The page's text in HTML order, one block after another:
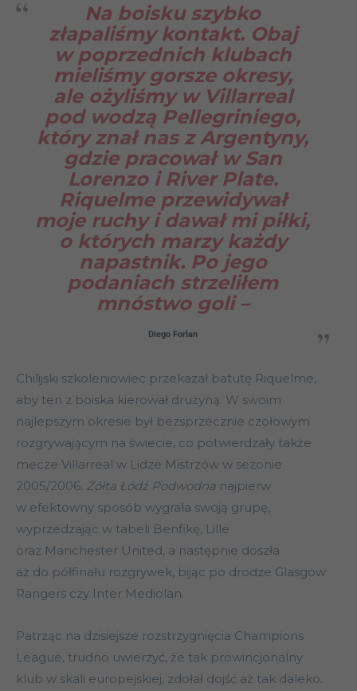
Na boisku szybko
złapaliśmy kontakt. Obaj
w poprzednich klubach
mieliśmy gorsze okresy,
ale ożyliśmy w Villarreal
pod wodzą Pellegriniego,
który znał nas z Argentyny,
gdzie pracował w San
Lorenzo i River Plate.
Riquelme przewidywał
moje ruchy i dawał mi piłki,
o których marzy każdy
napastnik. Po jego
podaniach strzeliłem
mnóstwo goli –
Diego Forlan
Chilijski szkoleniowiec przekazał batutę Riquelme,
aby ten z boiska kierował drużyną. W swoim
najlepszym okresie był bezsprzecznie czołowym
rozgrywającym na świecie, co potwierdzały także
mecze Villarreal w Lidze Mistrzów w sezonie
2005/2006. Żółta Łódź Podwodna najpierw
w efektowny sposób wygrała swoją grupę,
wyprzedzając w tabeli Benfikę, Lille
oraz Manchester United, a następnie doszła
aż do półfinału rozgrywek, bijąc po drodze Glasgow
Rangers czy Inter Mediolan.
Patrząc na dzisiejsze rozstrzygnięcia Champions
League, trudno uwierzyć, że tak prowincjonalny
klub w skali europejskiej, zdołał dojść aż tak daleko.